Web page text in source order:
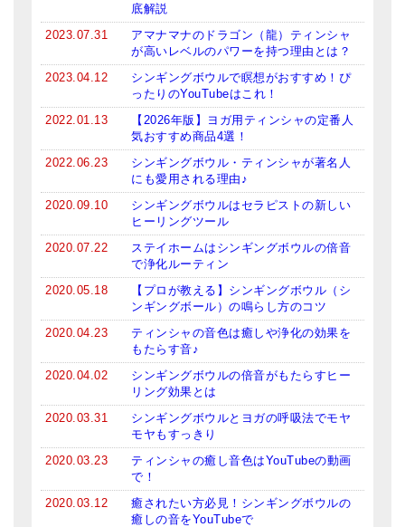
神々とつながるジュエリー
ヒーリング・マンダラポスター
ロゴステッカー・ポストカード各種
亡命チベット人尼僧のお守り・チャーム
チベット・マントラ・ヒーリングCD
ギフトラッピング
シンギングボウル講座
初級講座
倍音呼吸法レッスン
ビギナー講師・養成講座
アマナマナとは
About Us
底解説
2023.07.31
アマナマナのドラゴン（龍）ティンシャ
が高いレベルのパワーを持つ理由とは？
2023.04.12
シンギングボウルで瞑想がおすすめ！ぴ
ったりのYouTubeはこれ！
2022.01.13
【2026年版】ヨガ用ティンシャの定番人
気おすすめ商品4選！
2022.06.23
シンギングボウル・ティンシャが著名人
にも愛用される理由♪
2020.09.10
シンギングボウルはセラピストの新しい
ヒーリングツール
2020.07.22
ステイホームはシンギングボウルの倍音
で浄化ルーティン
2020.05.18
【プロが教える】シンギングボウル（シ
ンギングボール）の鳴らし方のコツ
2020.04.23
ティンシャの音色は癒しや浄化の効果を
もたらす音♪
2020.04.02
シンギングボウルの倍音がもたらすヒー
リング効果とは
2020.03.31
シンギングボウルとヨガの呼吸法でモヤ
モヤもすっきり
2020.03.23
ティンシャの癒し音色はYouTubeの動画
で！
2020.03.12
癒されたい方必見！シンギングボウルの
癒しの音をYouTubeで